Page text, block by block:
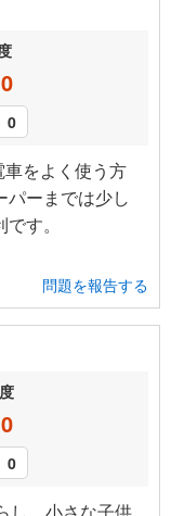
0
をよく使う方
パーまでは少し
す。
問題を報告する
0